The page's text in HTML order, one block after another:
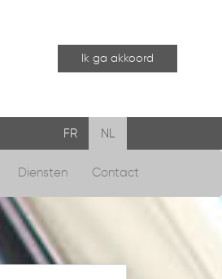
Ik ga akkoord
FR NL
Diensten Contact